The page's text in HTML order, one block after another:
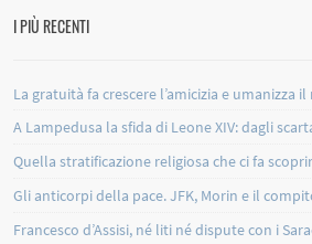
I PIÙ RECENTI
La gratuità fa crescere l’amicizia e umanizza
A Lampedusa la sfida di Leone XIV: dagli
Quella stratificazione religiosa che ci fa
Gli anticorpi della pace. JFK, Morin e il
Francesco d’Assisi, né liti né dispute con i